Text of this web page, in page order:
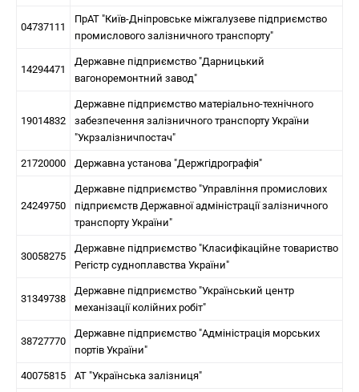
04737111
ПрАТ "Київ-Дніпровське міжгалузеве підприємство
промислового залізничного транспорту"
14294471
Державне підприємство "Дарницький
вагоноремонтний завод"
19014832
Державне підприємство матеріально-технічного
забезпечення залізничного транспорту України
"Укрзалізничпостач"
21720000 Державна установа "Держгідрографія"
24249750
Державне підприємство "Управління промислових
підприємств Державної адміністрації залізничного
транспорту України"
30058275
Державне підприємство "Класифікаційне товариство
Регістр судноплавства України"
31349738
Державне підприємство "Український центр
механізації колійних робіт"
38727770
Державне підприємство "Адміністрація морських
портів України"
40075815 АТ "Українська залізниця"